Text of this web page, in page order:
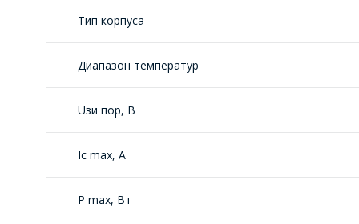
Тип корпуса
Диапазон температур
Uзи пор, В
Ic max, A
P max, Вт